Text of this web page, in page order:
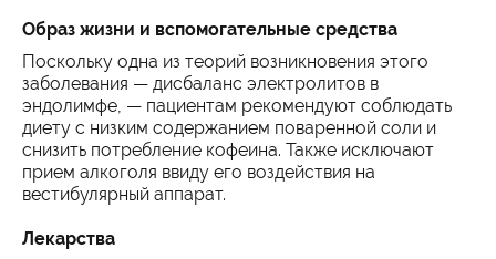
Образ жизни и вспомогательные средства
Поскольку одна из теорий возникновения этого
заболевания — дисбаланс электролитов в
эндолимфе, — пациентам рекомендуют соблюдать
диету с низким содержанием поваренной соли и
снизить потребление кофеина. Также исключают
прием алкоголя ввиду его воздействия на
вестибулярный аппарат.
Лекарства